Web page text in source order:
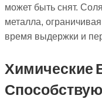
может быть снят.
металла,
время выдержки и
Химические